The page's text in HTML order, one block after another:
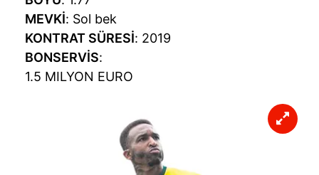
MEVKİ: Sol bek
KONTRAT SÜRESİ: 2019
BONSERVİS:
1.5 MILYON EURO